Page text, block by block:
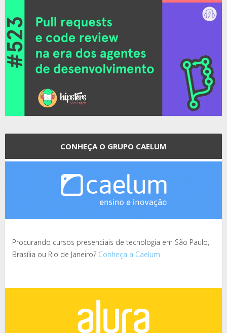
CONHEÇA O GRUPO CAELUM
Procurando cursos presenciais de tecnologia em São Paulo,
Brasília ou Rio de Janeiro? Conheça a Caelum